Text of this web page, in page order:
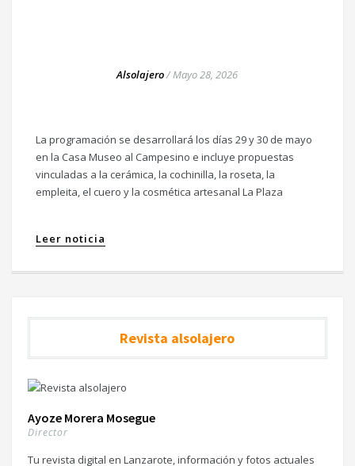
Alsolajero/Mayo 28, 2026
La programación se desarrollará los días 29 y 30 de mayo
en la Casa Museo al Campesino e incluye propuestas
vinculadas a la cerámica, la cochinilla, la roseta, la
empleita, el cuero y la cosmética artesanal La Plaza
Leer noticia
Revista alsolajero
Ayoze Morera Mosegue
Director
Tu revista digital en Lanzarote, información y fotos actuales